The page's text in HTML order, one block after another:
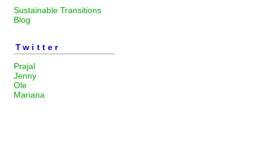
Sustainable Transitions
Blog
Twitter
Prajal
Jenny
Ole
Mariana